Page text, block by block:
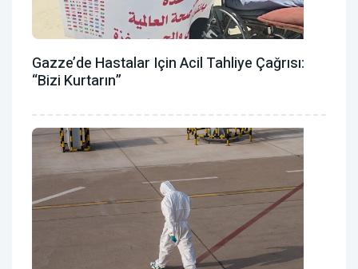
Gazze’de Hastalar Için Acil Tahliye Çağrısı:
“Bizi Kurtarın”